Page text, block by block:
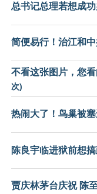
总书记总理若想成
简便易行！治江和
不看这张图片，您
次)
热闹大了！鸟巢被
陈良宇临进狱前想
贾庆林茅台庆祝 陈